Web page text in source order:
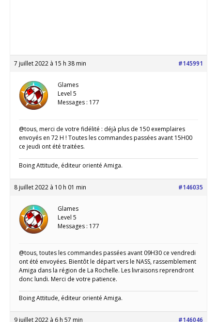
7 juillet 2022 à 15 h 38 min #145991
Glames
Level 5
Messages : 177
@tous, merci de votre fidélité : déjà plus de 150 exemplaires
envoyés en 72 H ! Toutes les commandes passées avant 15H00
ce jeudi ont été traitées.
Boing Attitude, éditeur orienté Amiga.
8 juillet 2022 à 10 h 01 min #146035
Glames
Level 5
Messages : 177
@tous, toutes les commandes passées avant 09H30 ce vendredi
ont été envoyées. Bientôt le départ vers le NASS, rassemblement
Amiga dans la région de La Rochelle. Les livraisons reprendront
donc lundi. Merci de votre patience.
Boing Attitude, éditeur orienté Amiga.
9 juillet 2022 à 6 h 57 min #146046